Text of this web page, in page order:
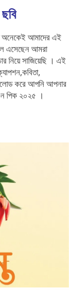
অনেকেই আমাদের এই
এসেছেন আমরা
নিয়ে সাজিয়েছি । এই
করে আপনি আপনার
পিক ২০২৫ ।